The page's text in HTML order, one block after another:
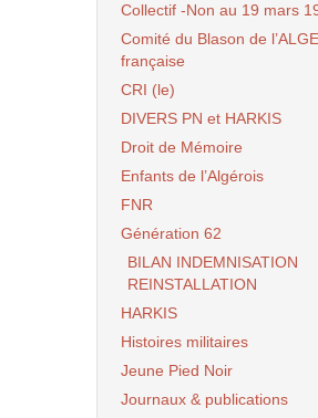
Collectif -Non au 19 mars
Comité du Blason de
française
CRI (le)
DIVERS PN et HARKIS
Droit de Mémoire
Enfants de l’Algérois
FNR
Génération 62
BILAN INDEMNISATION
REINSTALLATION
HARKIS
Histoires militaires
Jeune Pied Noir
Journaux & publications